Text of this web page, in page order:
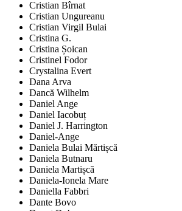
Cristian Bîrnat
Cristian Ungureanu
Cristian Virgil Bulai
Cristina G.
Cristina Șoican
Cristinel Fodor
Crystalina Evert
Dana Arva
Dancă Wilhelm
Daniel Ange
Daniel Iacobuț
Daniel J. Harrington
Daniel-Ange
Daniela Bulai Mărtișcă
Daniela Butnaru
Daniela Martișcă
Daniela-Ionela Mare
Daniella Fabbri
Dante Bovo